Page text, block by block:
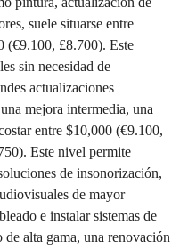
suele situarse entre
(€9.100, £8.700). Este
sin necesidad de
actualizaciones
mejora intermedia, una
entre $10,000 (€9.100,
Este nivel permite
de insonorización,
de mayor
e instalar sistemas de
alta gama, una renovación